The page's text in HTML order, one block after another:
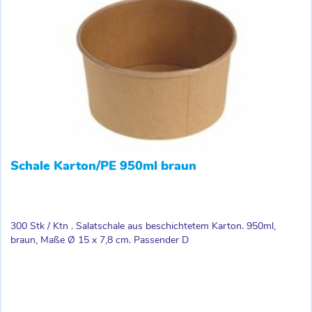
Schale Karton/PE 950ml braun
300 Stk / Ktn . Salatschale aus beschichtetem Karton. 950ml,
braun, Maße Ø 15 x 7,8 cm. Passender D